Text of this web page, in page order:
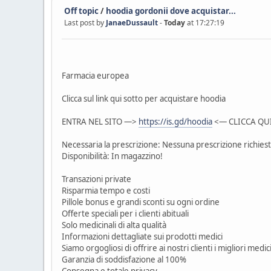
Off topic/ hoodia gordonii dove acquistar...
Last post by JanaeDussault-Todayat 17:27:19
Farmacia europea
Clicca sul link qui sotto per acquistare hoodia
ENTRA NEL SITO —> https://is.gd/hoodia<— CLICCA
Necessaria la prescrizione: Nessuna prescrizione
Disponibilità: In magazzino!
Transazioni private
Risparmia tempo e costi
Pillole bonus e grandi sconti su ogni ordine
Offerte speciali per i clienti abituali
Solo medicinali di alta qualità
Informazioni dettagliate sui prodotti medici
Siamo orgogliosi di offrire ai nostri clienti i migliori
Garanzia di soddisfazione al 100%